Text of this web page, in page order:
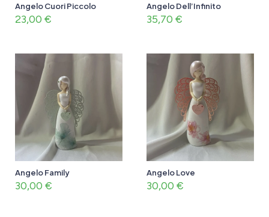
Angelo Cuori Piccolo
23,00 €
Angelo Dell’Infinito
35,70 €
Angelo Family
30,00 €
Angelo Love
30,00 €